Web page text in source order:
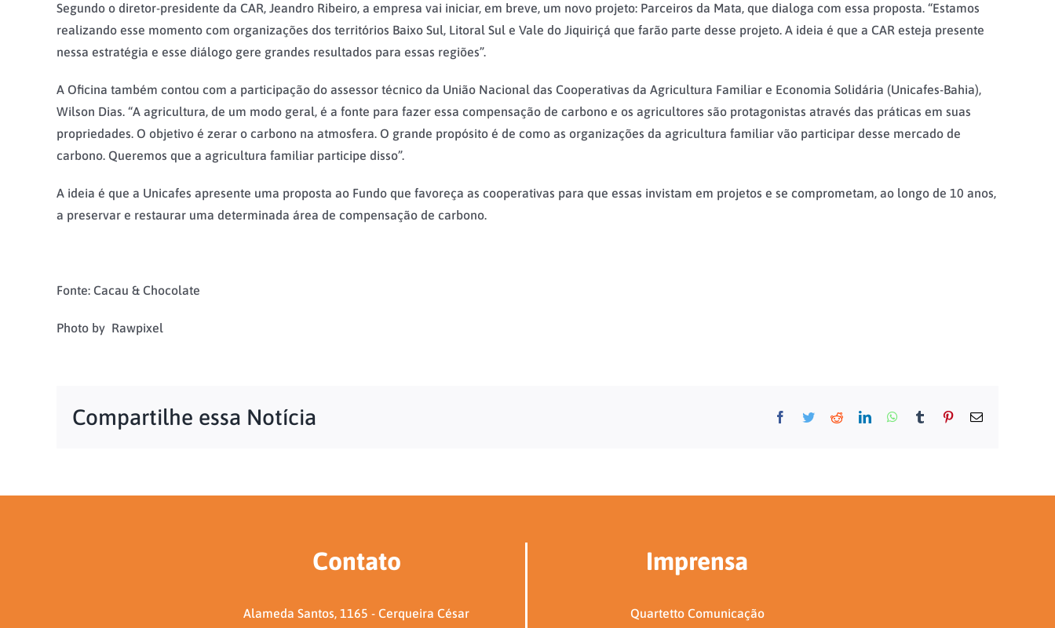
Segundo o diretor-presidente da CAR, Jeandro Ribeiro, a empresa vai iniciar, em breve, um novo projeto: Parceiros da Mata, que dialoga com essa proposta. “Estamos
realizando esse momento com organizações dos territórios Baixo Sul, Litoral Sul e Vale do Jiquiriçá que farão parte desse projeto. A ideia é que a CAR esteja presente
nessa estratégia e esse diálogo gere grandes resultados para essas regiões”.
A Oficina também contou com a participação do assessor técnico da União Nacional das Cooperativas da Agricultura Familiar e Economia Solidária (Unicafes-Bahia),
Wilson Dias. “A agricultura, de um modo geral, é a fonte para fazer essa compensação de carbono e os agricultores são protagonistas através das práticas em suas
propriedades. O objetivo é zerar o carbono na atmosfera. O grande propósito é de como as organizações da agricultura familiar vão participar desse mercado de
carbono. Queremos que a agricultura familiar participe disso”.
A ideia é que a Unicafes apresente uma proposta ao Fundo que favoreça as cooperativas para que essas invistam em projetos e se comprometam, ao longo de 10 anos,
a preservar e restaurar uma determinada área de compensação de carbono.
Fonte: Cacau & Chocolate
Photo by Rawpixel
Compartilhe essa Notícia Facebook
TwitterRedditLinkedInWhatsApp
Tumblr Pinterest
E-
Contato
Alameda Santos, 1165 - Cerqueira César
Imprensa
Quartetto Comunicação